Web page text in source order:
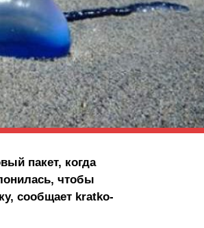
пакет, когда
чтобы
сообщает kratko-